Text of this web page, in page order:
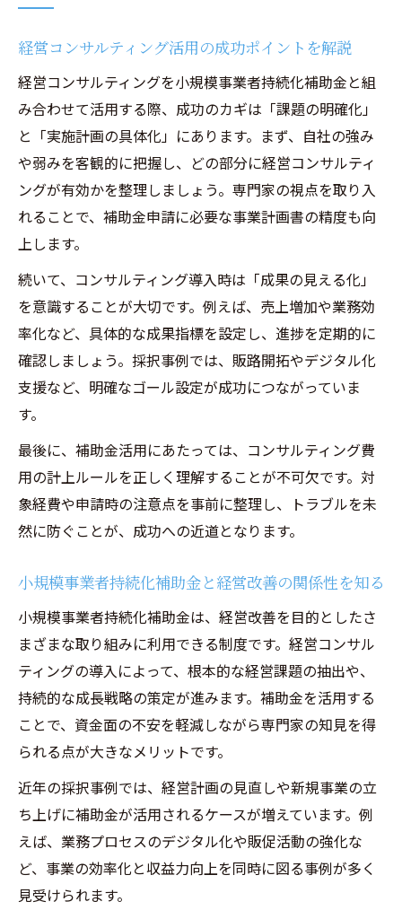
法
経営コンサルティング導入事例に学ぶ実践
ポイント
持続化補助金で実現した経営効率化の具体
例紹介
小規模事業者持続化補助金採択事例から得
補助金活用と経営コンサルの併用成功例を
徹底分析
コンサルティング費用と補助金利用時の注
意点
補助金対象経費に関する最新の考え方を解説
最新解説
小規模事業者持続化補助金の対象経費を正
しく理解
コンサル費用が補助金対象になる条件と注
補助金活用時の経費区分と経営コンサルの
関係
持続化補助金における経費計上の実務ポイ
ント
従業員がいない場合の補助金申請ポイント
経営コンサルティング活用の個人申請の注
意点
従業員なしでも活用できる持続化補助金の
工夫
小規模事業者持続化補助金の対象者要件を
整理
補助金申請時に大切なコンサル利用のポイ
経営コンサルティング活用の成功ポイントを解説
経営コンサルティングを小規模事業者持続化補助金と組
み合わせて活用する際、成功のカギは「課題の明確化」
と「実施計画の具体化」にあります。まず、自社の強み
や弱みを客観的に把握し、どの部分に経営コンサルティ
ングが有効かを整理しましょう。専門家の視点を取り入
れることで、補助金申請に必要な事業計画書の精度も向
上します。
続いて、コンサルティング導入時は「成果の見える化」
を意識することが大切です。例えば、売上増加や業務効
率化など、具体的な成果指標を設定し、進捗を定期的に
確認しましょう。採択事例では、販路開拓やデジタル化
支援など、明確なゴール設定が成功につながっていま
す。
最後に、補助金活用にあたっては、コンサルティング費
用の計上ルールを正しく理解することが不可欠です。対
象経費や申請時の注意点を事前に整理し、トラブルを未
然に防ぐことが、成功への近道となります。
小規模事業者持続化補助金と経営改善の関係性を知る
小規模事業者持続化補助金は、経営改善を目的としたさ
まざまな取り組みに利用できる制度です。経営コンサル
ティングの導入によって、根本的な経営課題の抽出や、
持続的な成長戦略の策定が進みます。補助金を活用する
ことで、資金面の不安を軽減しながら専門家の知見を得
られる点が大きなメリットです。
近年の採択事例では、経営計画の見直しや新規事業の立
ち上げに補助金が活用されるケースが増えています。例
えば、業務プロセスのデジタル化や販促活動の強化な
ど、事業の効率化と収益力向上を同時に図る事例が多く
見受けられます。